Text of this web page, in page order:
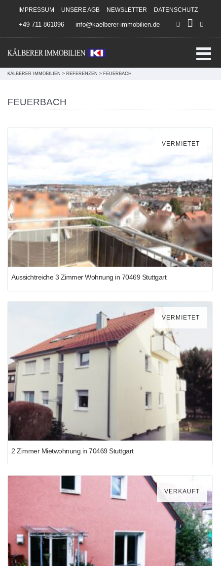
Direkt zum Inhalt springen
IMPRESSUM UNSERE AGB NEWSLETTER DATENSCHUTZ
+49 711 861096 info@kaelberer-immobilien.de
KÄLBERER IMMOBILIEN > REFERENZEN > FEUERBACH
FEUERBACH
VERMIETET
Aussichtreiche 3 Zimmer Wohnung in 70469 Stuttgart
VERMIETET
2 Zimmer Mietwohnung in 70469 Stuttgart
VERKAUFT